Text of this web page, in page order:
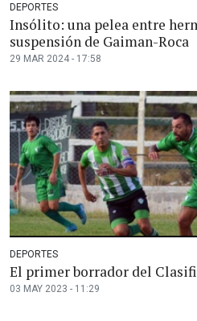
DEPORTES
Insólito: una pelea entre
suspensión de Gaiman-Roca
29 MAR 2024 - 17:58
DEPORTES
El primer borrador del
03 MAY 2023 - 11:29